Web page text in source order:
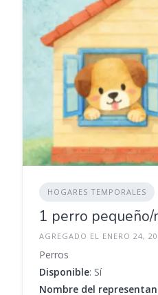
HOGARES TEMPORALES
1 perro pequeño/
AGREGADO EL ENERO 24,
Perros
Disponible: Sí
Nombre del